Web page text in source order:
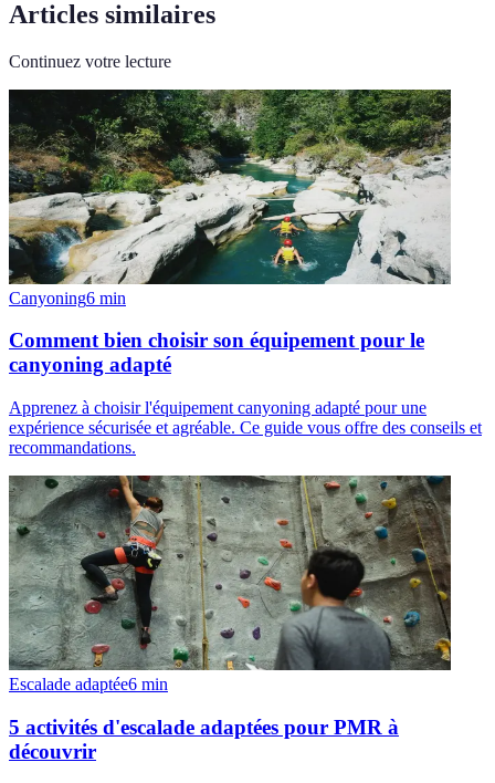
Articles similaires
Continuez votre lecture
Canyoning6 min
Comment bien choisir son équipement pour le
canyoning adapté
Apprenez à choisir l'équipement canyoning adapté pour une
expérience sécurisée et agréable. Ce guide vous offre des conseils et
recommandations.
Escalade adaptée6 min
5 activités d'escalade adaptées pour PMR à
découvrir